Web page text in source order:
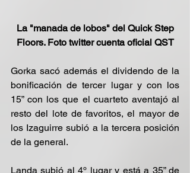
La "manada de lobos" del Quick Step
Floors. Foto twitter cuenta oficial QST
Gorka sacó además el dividendo de la
bonificación de tercer lugar y con los
15” con los que el cuarteto aventajó al
resto del lote de favoritos, el mayor de
los Izaguirre subió a la tercera posición
de la general.
Landa subió al 4º lugar y está a 35” de